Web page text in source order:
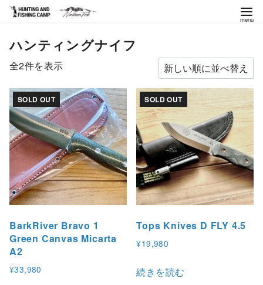
ハンティングナイフ
全2件を表示新
い
順
SOLD OUT
BarkRiver Bravo 1
Green Canvas Micarta
A2
¥33,980
SOLD OUT
Tops Knives D FLY 4.5
¥19,980
続きを読む